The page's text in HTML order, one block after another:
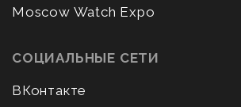
Moscow Watch Expo
СОЦИАЛЬНЫЕ СЕТИ
ВКонтакте